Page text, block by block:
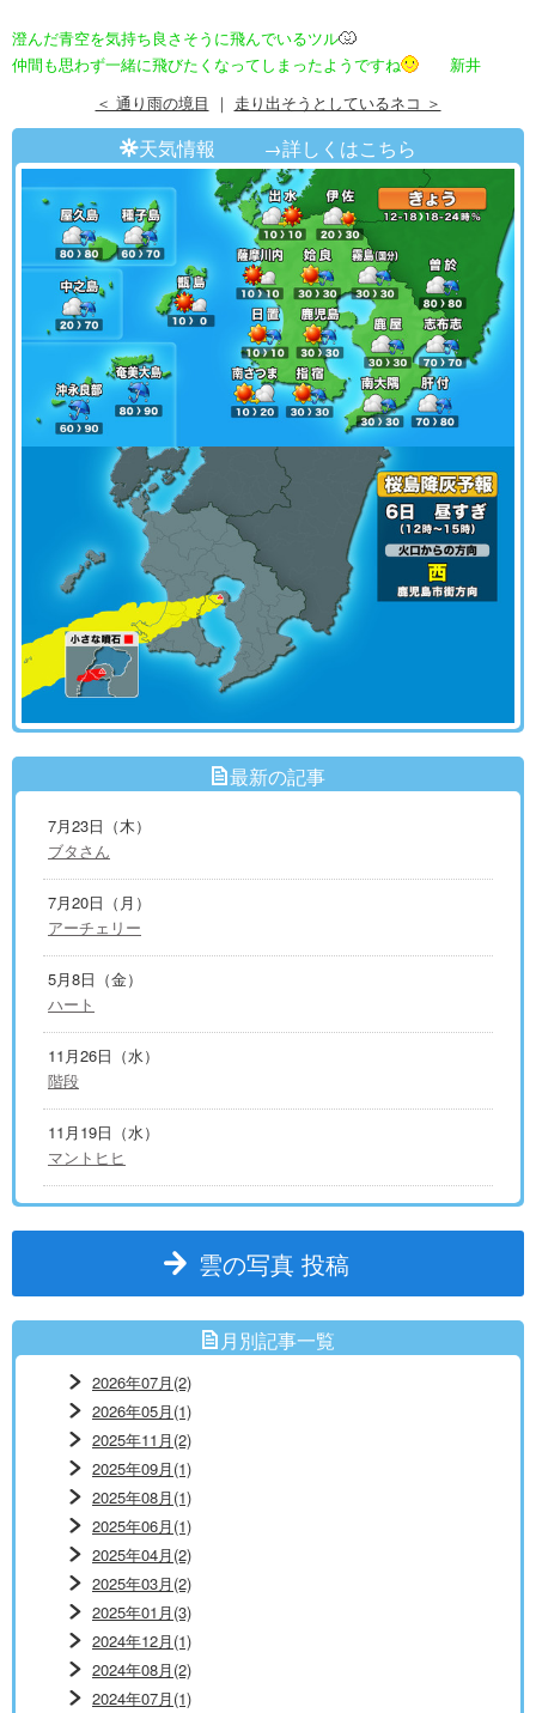
澄んだ青空を気持ち良さそうに飛んでいるツル
仲間も思わず一緒に飛びたくなってしまったようですね
新井
＜ 通り雨の境目 ｜ 走り出そうとしているネコ ＞
天気情報 →詳しくはこちら
最新の記事
7月23日（木）
ブタさん
7月20日（月）
アーチェリー
5月8日（金）
ハート
11月26日（水）
階段
11月19日（水）
マントヒヒ
雲の写真 投稿
月別記事一覧
2026年07月(2)
2026年05月(1)
2025年11月(2)
2025年09月(1)
2025年08月(1)
2025年06月(1)
2025年04月(2)
2025年03月(2)
2025年01月(3)
2024年12月(1)
2024年08月(2)
2024年07月(1)